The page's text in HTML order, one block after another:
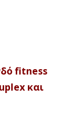
fitness
και